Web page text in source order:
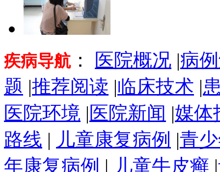
疾病导航： 医院概况 |病
题 |推荐阅读 |临床技术 |
医院环境 |医院新闻 |媒体
路线 | 儿童康复病例 |青
年康复病例 | 儿童牛皮癣 |